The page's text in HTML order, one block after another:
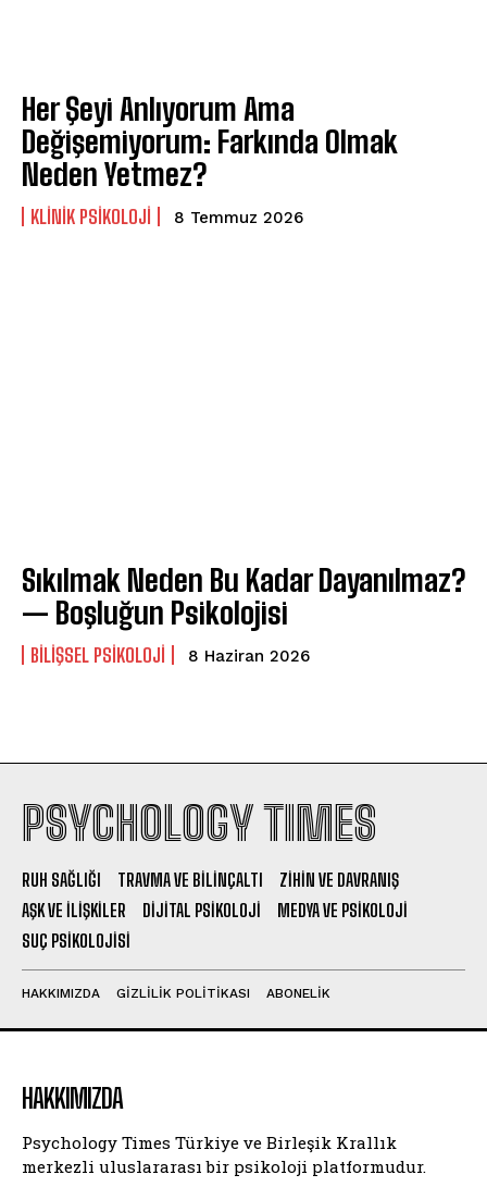
Her Şeyi Anlıyorum Ama
Değişemiyorum: Farkında Olmak
Neden Yetmez?
KLINIK PSIKOLOJI 8 Temmuz 2026
Sıkılmak Neden Bu Kadar Dayanılmaz?
— Boşluğun Psikolojisi
BILIŞSEL PSIKOLOJI 8 Haziran 2026
PSYCHOLOGY TIMES
RUH SAĞLIĞI TRAVMA VE BILINÇALTI
ZIHIN VE DAVRANIŞ
AŞK VE İLIŞKILER
DIJITAL PSIKOLOJI
MEDYA VE PSIKOLOJI
SUÇ PSIKOLOJISI
HAKKIMIZDA GIZLILIK POLITIKASI ABONELIK
HAKKIMIZDA
Psychology Times Türkiye ve Birleşik Krallık
merkezli uluslararası bir psikoloji platformudur.